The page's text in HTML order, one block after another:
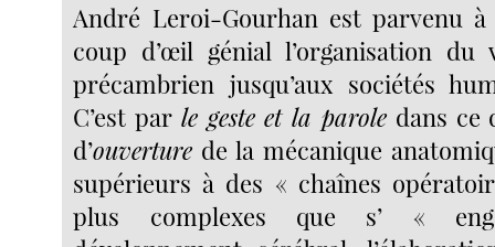
André Leroi-Gourhan est parvenu à
coup d’œil génial l’organisation du
précambrien jusqu’aux sociétés
C’est par le geste et la paroledans ce
d’ouverture de la mécanique
supérieurs à des « chaînes
plus complexes que s’ «